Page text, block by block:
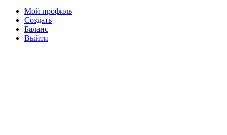
Мой профиль
Создать
Баланс
Выйти